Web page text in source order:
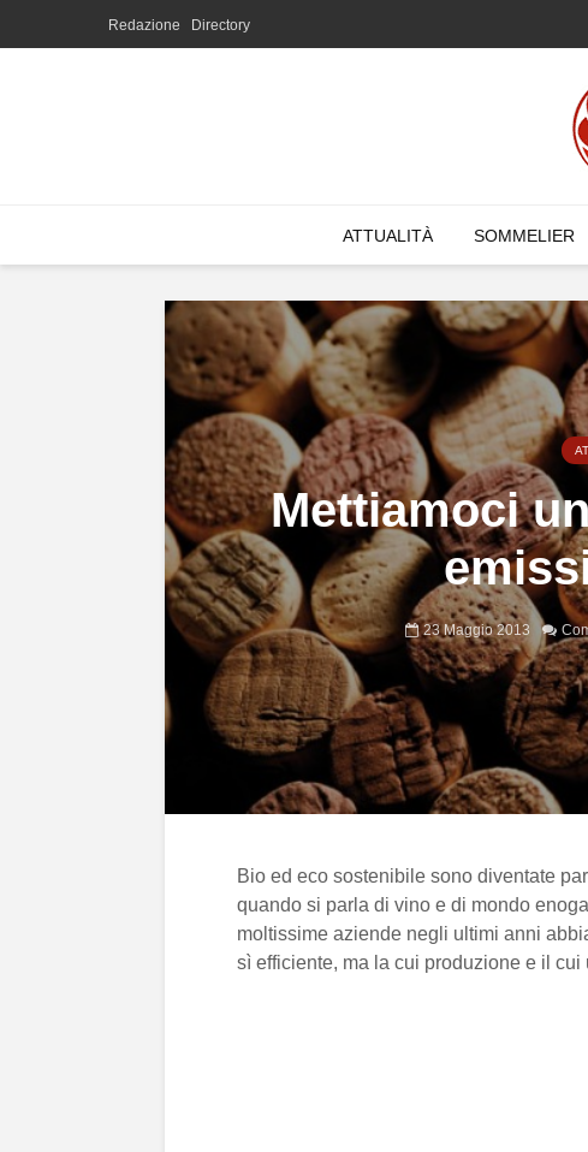
Redazione Directory
ATTUALITÀ SOMMELIER
Mettiamoci
23 Maggio 2013
Bio ed eco sostenibile sono diventate
quando si parla di vino e di mondo
moltissime aziende negli ultimi anni
sì efficiente, ma la cui produzione e il